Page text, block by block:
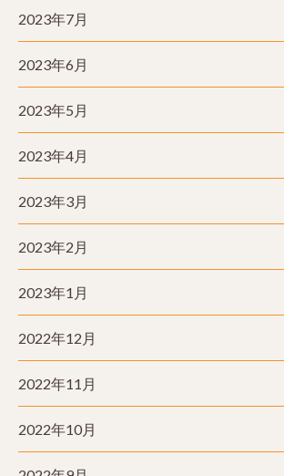
2023年7月
2023年6月
2023年5月
2023年4月
2023年3月
2023年2月
2023年1月
2022年12月
2022年11月
2022年10月